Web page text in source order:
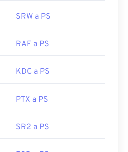
SRW a PS
RAF a PS
KDC a PS
PTX a PS
SR2 a PS